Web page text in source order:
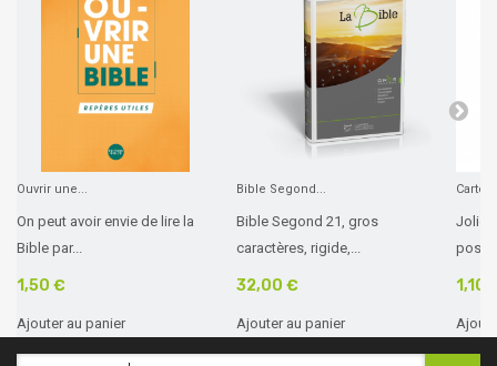
Ouvrir une...
On peut avoir envie de lire la
Bible par...
1,50 €
Ajouter au panier
Bible Segond...
Bible Segond 21, gros
caractères, rigide,...
32,00 €
Ajouter au panier
Carte
Jolie
posé
1,10